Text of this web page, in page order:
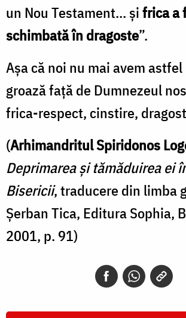
un Nou Testament… șifrica a
schimbată în dragoste”.
Așa că noi nu mai avem
groază față de Dumnezeul
frica-respect, cinstire,
(ArhimandritulSpiridonos
Deprimarea și tămăduirea ei
Bisericii, traducere din limba
Șerban Tica, Editura Sophia,
2001, p. 91)